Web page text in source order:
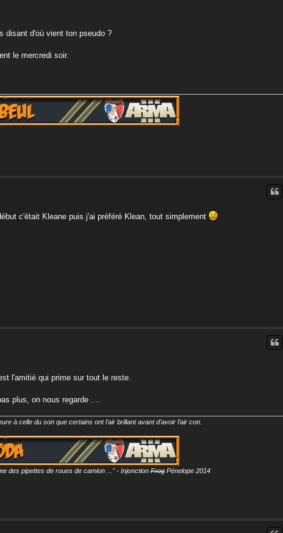
disant d'où vient ton pseudo ?
le mercredi soir.
c'était Kleane puis j'ai préféré Klean, tout simplement
l'amitié qui prime sur tout le reste.
plus, on nous regarde ....
à celle du son que certains ont l’air brillant avant d’avoir l’air con.
des pipettes de roues de camion ..." - InjonctionFrogPénelope 2014